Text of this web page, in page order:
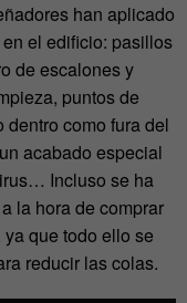
han aplicado
el edificio: pasillos
de escalones y
puntos de
como fura del
acabado especial
Incluso se ha
la hora de comprar
que todo ello se
reducir las colas.